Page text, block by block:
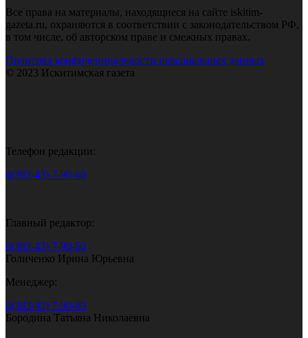
Все права на материалы, находящиеся на сайте iskitim-
gazeta.ru, охраняются в соответствии с законодательством РФ,
в том числе, об авторском праве и смежных правах.
Политика конфиденциальности персональных данных
© 2023 Искитимская газета
Телефон редакции:
8(383-43) 7-90-60
Главный редактор:
8(383-43) 7-90-60
Голиченко Ирина Юрьевна
Менеджер:
8(383-43) 7-90-60
Бородина Татьяна Николаевна